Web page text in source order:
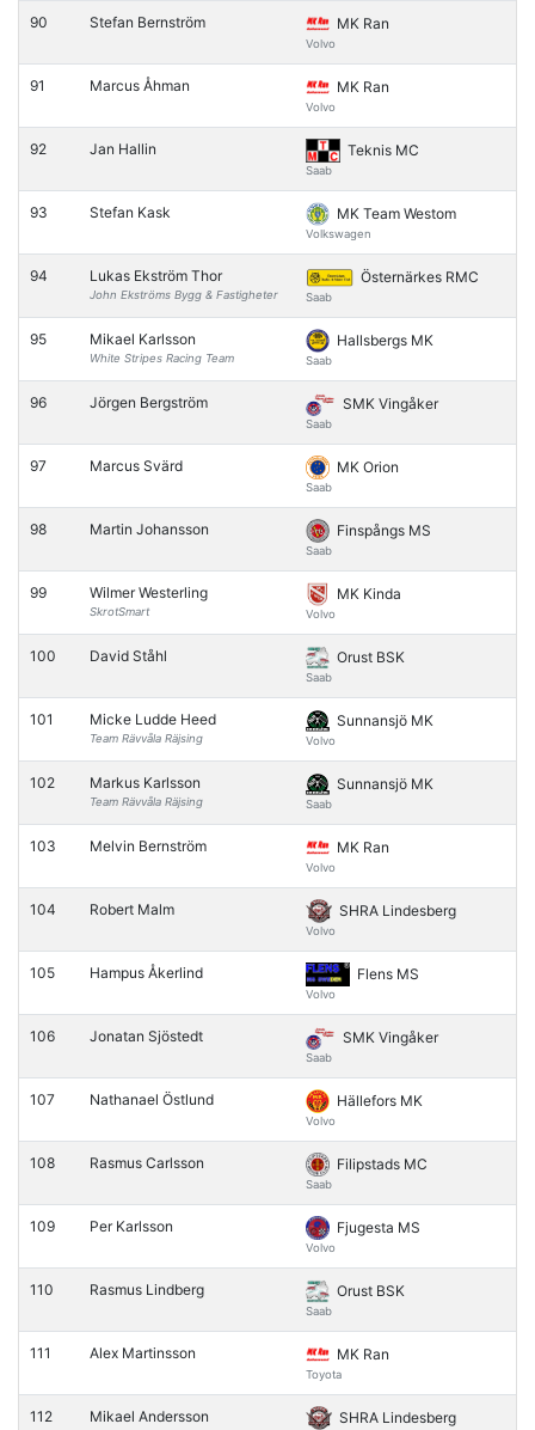
90 Stefan Bernström MK Ran
Volvo
91 Marcus Åhman MK Ran
Volvo
92 Jan Hallin Teknis MC
Saab
93 Stefan Kask MK Team Westom
Volkswagen
94 Lukas Ekström Thor
John Ekströms Bygg & Fastigheter
Östernärkes RMC
Saab
95 Mikael Karlsson
White Stripes Racing Team
Hallsbergs MK
Saab
96 Jörgen Bergström SMK Vingåker
Saab
97 Marcus Svärd MK Orion
Saab
98 Martin Johansson Finspångs MS
Saab
99 Wilmer Westerling
SkrotSmart
MK Kinda
Volvo
100 David Ståhl Orust BSK
Saab
101 Micke Ludde Heed
Team Rävvåla Räjsing
Sunnansjö MK
Volvo
102 Markus Karlsson
Team Rävvåla Räjsing
Sunnansjö MK
Saab
103 Melvin Bernström MK Ran
Volvo
104 Robert Malm SHRA Lindesberg
Volvo
105 Hampus Åkerlind Flens MS
Volvo
106 Jonatan Sjöstedt SMK Vingåker
Saab
107 Nathanael Östlund Hällefors MK
Volvo
108 Rasmus Carlsson Filipstads MC
Saab
109 Per Karlsson Fjugesta MS
Volvo
110 Rasmus Lindberg Orust BSK
Saab
111 Alex Martinsson MK Ran
Toyota
112 Mikael Andersson SHRA Lindesberg